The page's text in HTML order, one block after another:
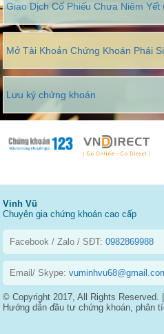
Giao Dịch Cổ Phiếu Chưa Niêm Yết
Mở Tài Khoản Chứng Khoán Phái
Lưu ký chứng khoán
Vinh Vũ
Chuyên gia chứng khoán cao cấp
Facebook / Zalo / SĐT:0982869988
Email/ Skype:
© Copyright 2017, All Rights Reserved.
Hướng dẫn đầu tư chứng khoán, phân